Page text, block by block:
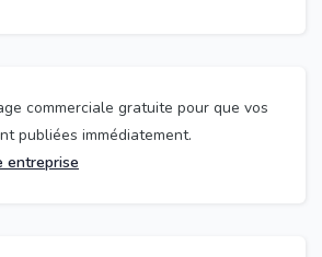
commerciale gratuite pour que vos
publiées immédiatement.
entreprise